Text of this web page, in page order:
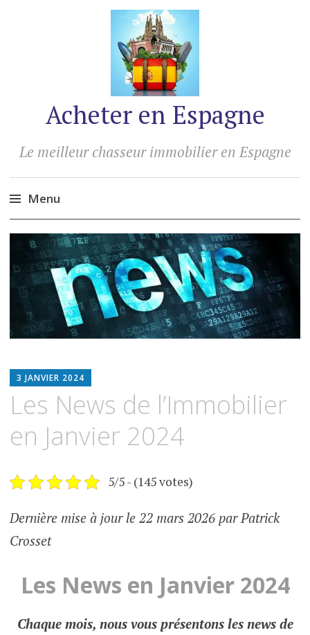
Acheter en Espagne
Le meilleur chasseur immobilier en Espagne
Menu
Accéder
au
contenu
3 JANVIER 2024
Les News de l’Immobilier
en Janvier 2024
5/5 - (145 votes)
Dernière mise à jour le 22 mars 2026 par Patrick
Crosset
Les News en Janvier 2024
Chaque mois, nous vous présentons les news de